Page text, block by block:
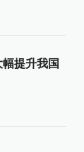
提升我国